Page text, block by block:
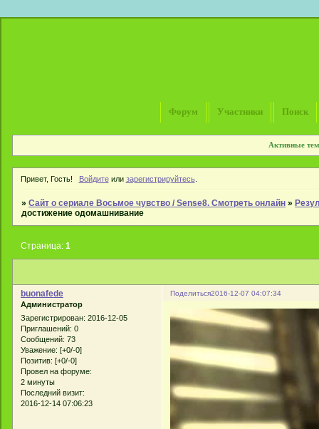
Форум Участники Поиск
Активные
Привет, Гость! Войдитеили зарегистрируйтесь.
»Сайт о сериале Восьмое чувство / Sense8. Смотреть онлайн »
достижение одомашнивание
Страница:1
Поделиться2016-12-07 04:07:34
buonafede
Администратор
Зарегистрирован: 2016-12-05
Приглашений: 0
Сообщений: 73
Уважение: [+0/-0]
Позитив: [+0/-0]
Провел на форуме:
2 минуты
Последний визит:
2016-12-14 07:06:23